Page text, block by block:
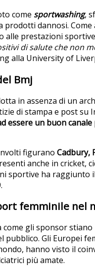
come sportwashing,
prodotti dannosi. Come
alle prestazioni
di salute che non
alla University of
Bmj
in assenza di un
di stampa e post su
essere un buon
figurano Cadbury,
anche in cricket,
sportive ha raggiunto
femminile nel
come gli sponsor
pubblico. Gli Europei
hanno visto il
più amate.